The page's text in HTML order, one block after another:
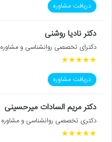
دریافت مشاوره
دکتر نادیا روشنی
دکترای تخصصی روانشناسی و مشاوره
★
★
★
★
★
دریافت مشاوره
دکتر مریم السادات میرحسینی
دکتری تخصصی روانشناسی و مشاوره
★
★
★
★
★